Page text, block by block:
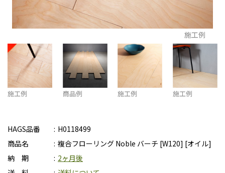
施工例
施工例 商品例 施工例 施工例
HAGS品番
H0118499
商品名
複合フローリング Noble バーチ [W120] [オイル]
納 期
2ヶ月後